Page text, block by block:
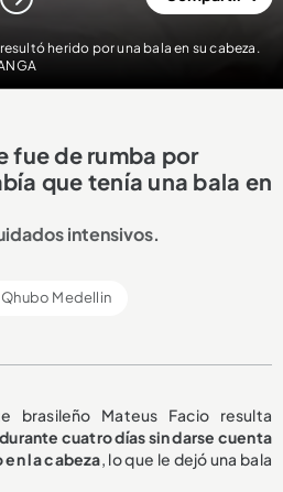
herido por una bala en su cabeza.
fue de rumba por
que tenía una bala en
intensivos.
Medellin
brasileño Mateus Facio resulta
cuatro días sin darse cuenta
en la cabeza, lo que le dejó una bala